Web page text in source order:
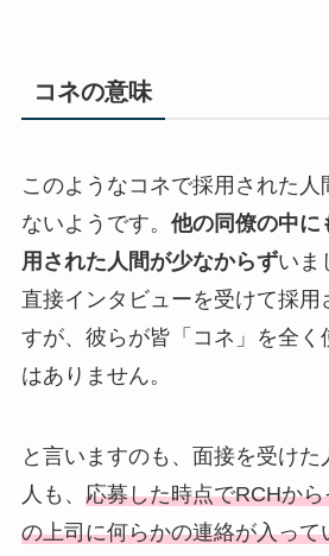
コネの意味
このようなコネで採用された人
ないようです。 他の同僚の中に
用された人間が少なからずいま
直接インタビューを受けて採用
すが、彼らが皆「コネ」を全く
はありません。
と言いますのも、面接を受け
人も、 応募した時点でRCHか
の上司に何らかの連絡が入って